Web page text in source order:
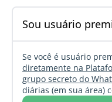
Sou usuário
Se você é usuário
diretamente na
grupo secreto do
diárias (em sua área)